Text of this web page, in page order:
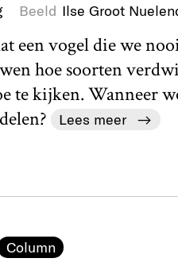
Beeld Ilse Groot
een vogel die we
hoe soorten
te kijken. Wanneer
Lees meer
Column